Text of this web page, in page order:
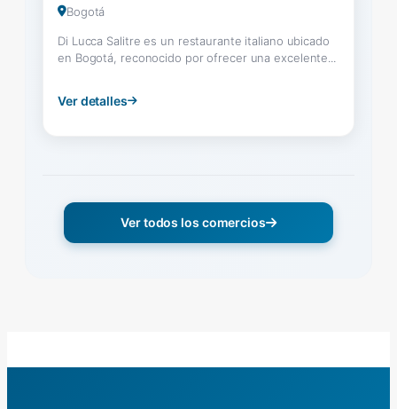
Bogotá
Di Lucca Salitre es un restaurante italiano ubicado
en Bogotá, reconocido por ofrecer una excelente...
Ver detalles
Ver todos los comercios